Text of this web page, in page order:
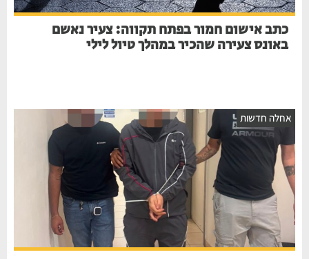
כתב אישום חמור בפתח תקווה: צעיר נאשם
באונס צעירה שהכיר במהלך טיול לילי
חדשות